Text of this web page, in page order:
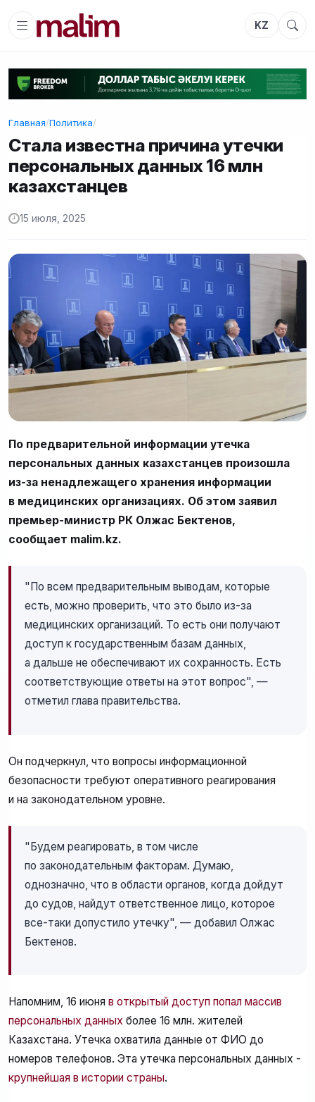
KZ
Главная/Политика/
Стала известна причина утечки
персональных данных 16 млн
казахстанцев
15 июля, 2025
По предварительной информации утечка
персональных данных казахстанцев произошла
из-за ненадлежащего хранения информации
в медицинских организациях. Об этом заявил
премьер-министр РК Олжас Бектенов,
сообщает malim.kz.
"По всем предварительным выводам, которые
есть, можно проверить, что это было из-за
медицинских организаций. То есть они получают
доступ к государственным базам данных,
а дальше не обеспечивают их сохранность. Есть
соответствующие ответы на этот вопрос", —
отметил глава правительства.
Он подчеркнул, что вопросы информационной
безопасности требуют оперативного реагирования
и на законодательном уровне.
"Будем реагировать, в том числе
по законодательным факторам. Думаю,
однозначно, что в области органов, когда дойдут
до судов, найдут ответственное лицо, которое
все-таки допустило утечку", — добавил Олжас
Бектенов.
Напомним, 16 июня в открытый доступ попал массив
персональных данных более 16 млн. жителей
Казахстана. Утечка охватила данные от ФИО до
номеров телефонов. Эта утечка персональных данных -
крупнейшая в истории страны.